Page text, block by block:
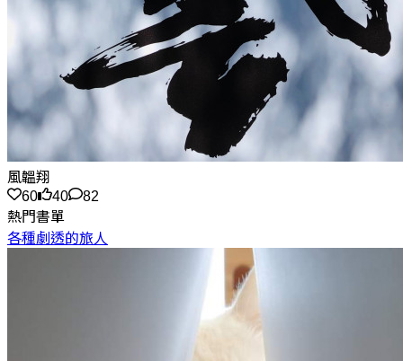
風韞翔
60
40
82
熱門書單
各種劇透的旅人